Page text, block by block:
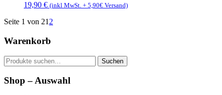
19,90 € (inkl MwSt. + 5,90€ Versand)
Seite 1 von 21 2
Warenkorb
Suche
nach:
Suchen
Shop – Auswahl